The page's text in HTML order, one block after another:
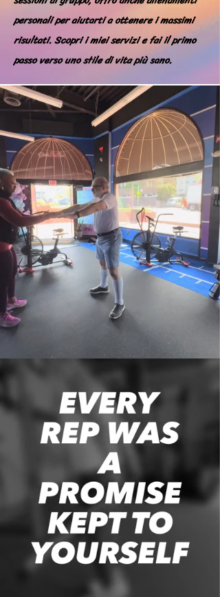
personali per aiutarti a ottenere i massimi
risultati. Scopri i miei servizi e fai il primo
passo verso uno stile di vita più sano.